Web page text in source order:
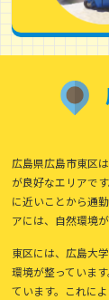
広島県広島市東区
が良好なエリアで
に近いことから通
アには、自然環境
東区には、広島大
環境が整っていま
ています。これに